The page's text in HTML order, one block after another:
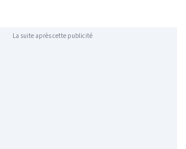
La suite après cette publicité